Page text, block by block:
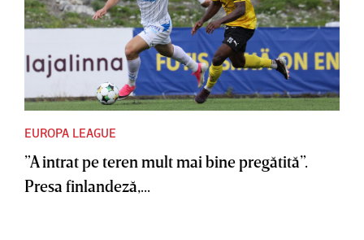
EUROPA LEAGUE
”A intrat pe teren mult mai bine pregătită”.
Presa finlandeză,...